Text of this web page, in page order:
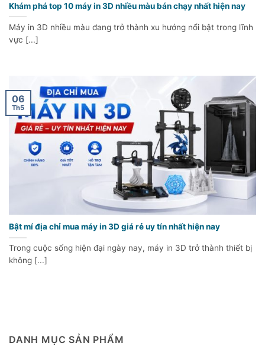
Khám phá top 10 máy in 3D nhiều màu bán chạy nhất hiện nay
Máy in 3D nhiều màu đang trở thành xu hướng nổi bật trong lĩnh
vực [...]
Bật mí địa chỉ mua máy in 3D giá rẻ uy tín nhất hiện nay
Trong cuộc sống hiện đại ngày nay, máy in 3D trở thành thiết bị
không [...]
06
Th5
DANH MỤC SẢN PHẨM